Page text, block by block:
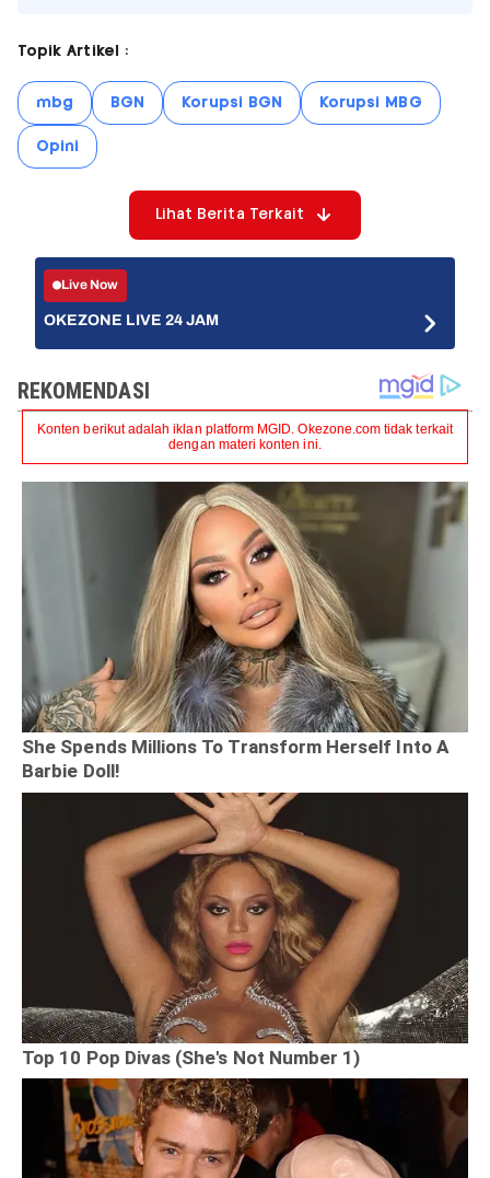
Topik Artikel :
mbg BGN Korupsi BGN Korupsi MBG
Opini
Lihat Berita Terkait
Live Now
OKEZONE LIVE 24 JAM